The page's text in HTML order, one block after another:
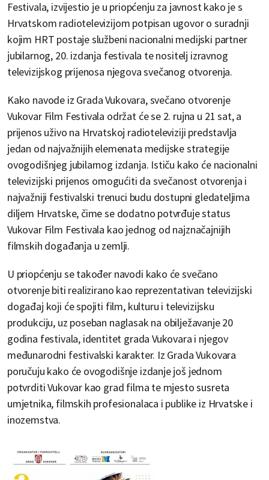
Festivala, izvijestio je u priopćenju za javnost kako je s
Hrvatskom radiotelevizijom potpisan ugovor o suradnji
kojim HRT postaje službeni nacionalni medijski partner
jubilarnog, 20. izdanja festivala te nositelj izravnog
televizijskog prijenosa njegova svečanog otvorenja.
Kako navode iz Grada Vukovara, svečano otvorenje
Vukovar Film Festivala održat će se 2. rujna u 21 sat, a
prijenos uživo na Hrvatskoj radioteleviziji predstavlja
jedan od najvažnijih elemenata medijske strategije
ovogodišnjeg jubilarnog izdanja. Ističu kako će nacionalni
televizijski prijenos omogućiti da svečanost otvorenja i
najvažniji festivalski trenuci budu dostupni gledateljima
diljem Hrvatske, čime se dodatno potvrđuje status
Vukovar Film Festivala kao jednog od najznačajnijih
filmskih događanja u zemlji.
U priopćenju se također navodi kako će svečano
otvorenje biti realizirano kao reprezentativan televizijski
događaj koji će spojiti film, kulturu i televizijsku
produkciju, uz poseban naglasak na obilježavanje 20
godina festivala, identitet grada Vukovara i njegov
međunarodni festivalski karakter. Iz Grada Vukovara
poručuju kako će ovogodišnje izdanje još jednom
potvrditi Vukovar kao grad filma te mjesto susreta
umjetnika, filmskih profesionalaca i publike iz Hrvatske i
inozemstva.